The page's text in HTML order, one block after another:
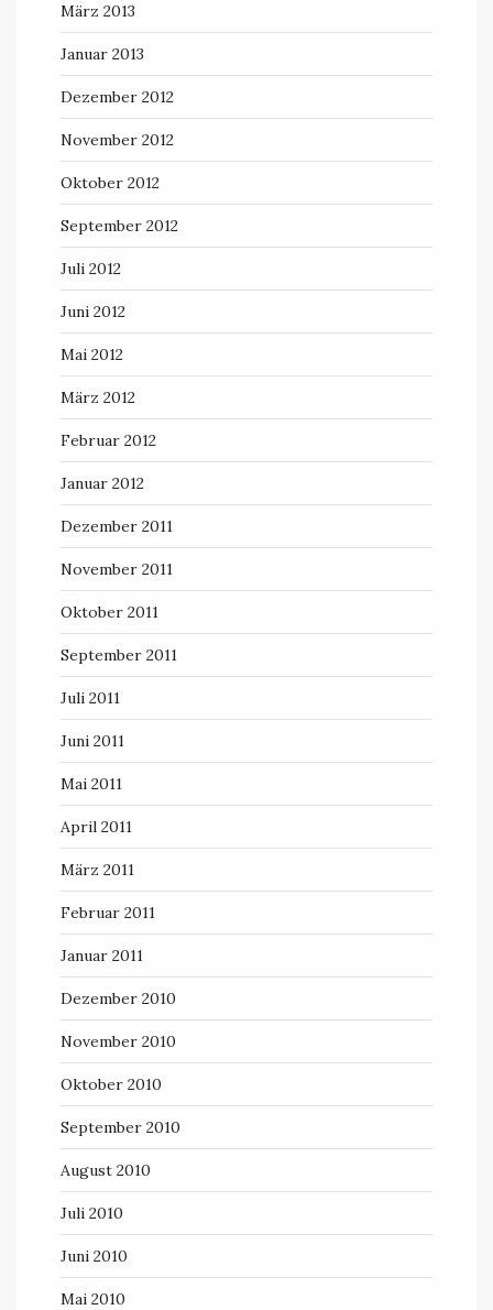
März 2013
Januar 2013
Dezember 2012
November 2012
Oktober 2012
September 2012
Juli 2012
Juni 2012
Mai 2012
März 2012
Februar 2012
Januar 2012
Dezember 2011
November 2011
Oktober 2011
September 2011
Juli 2011
Juni 2011
Mai 2011
April 2011
März 2011
Februar 2011
Januar 2011
Dezember 2010
November 2010
Oktober 2010
September 2010
August 2010
Juli 2010
Juni 2010
Mai 2010